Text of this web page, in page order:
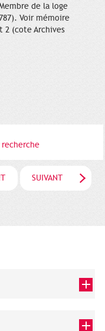
de la loge
Voir mémoire
2 (cote Archives
SUIVANT